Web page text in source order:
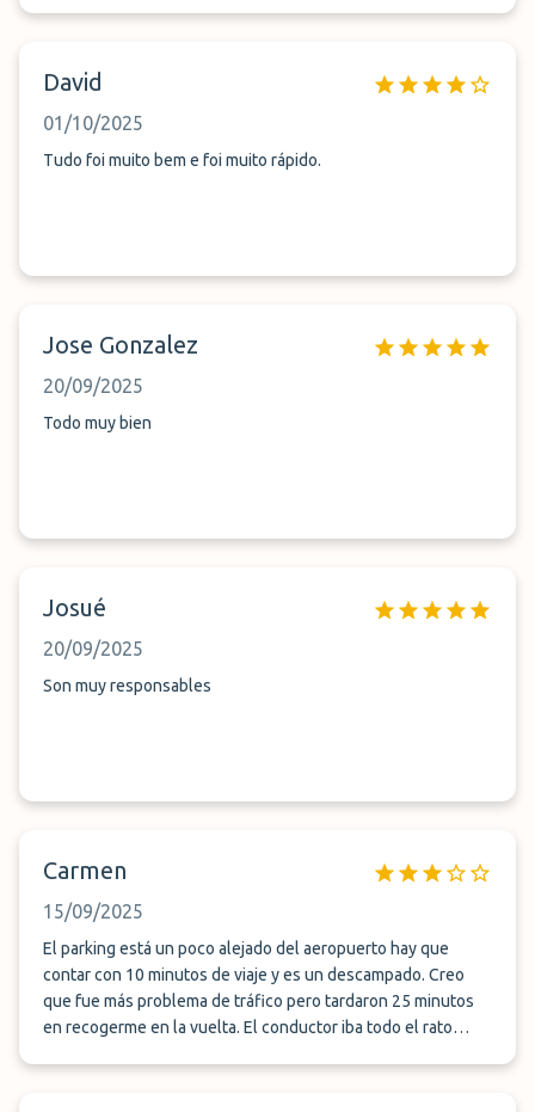
David
01/10/2025
Tudo foi muito bem e foi muito rápido.
Jose Gonzalez
20/09/2025
Todo muy bien
Josué
20/09/2025
Son muy responsables
Carmen
15/09/2025
El parking está un poco alejado del aeropuerto hay que
contar con 10 minutos de viaje y es un descampado. Creo
que fue más problema de tráfico pero tardaron 25 minutos
en recogerme en la vuelta. El conductor iba todo el rato